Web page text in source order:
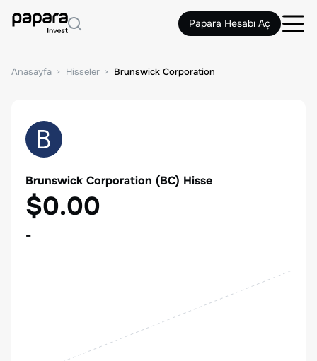
Papara Hesabı Aç
Anasayfa Hisseler Brunswick Corporation
Brunswick Corporation (BC) Hisse
$0.00
-